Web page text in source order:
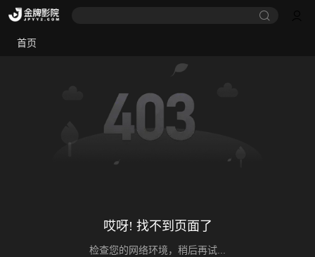
首页
哎呀! 找不到页面了
检查您的网络环境，稍后再试...